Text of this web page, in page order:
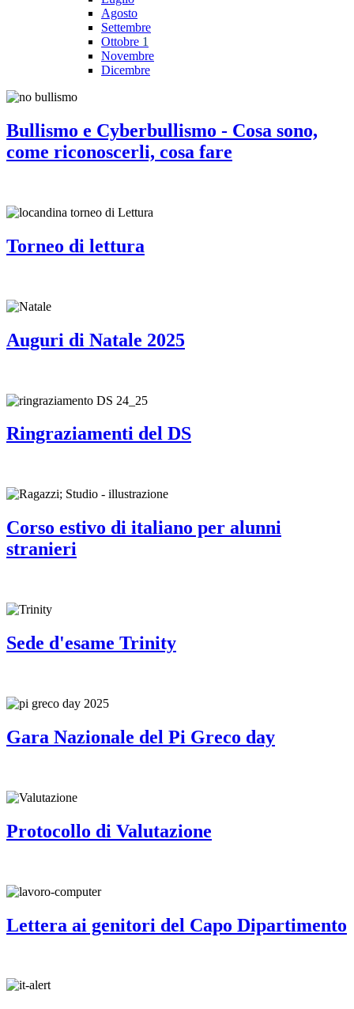
Agosto
Settembre
Ottobre 1
Novembre
Dicembre
Bullismo e Cyberbullismo - Cosa sono,
come riconoscerli, cosa fare
Torneo di lettura
Auguri di Natale 2025
Ringraziamenti del DS
Corso estivo di italiano per alunni
stranieri
Sede d'esame Trinity
Gara Nazionale del Pi Greco day
Protocollo di Valutazione
Lettera ai genitori del Capo Dipartimento